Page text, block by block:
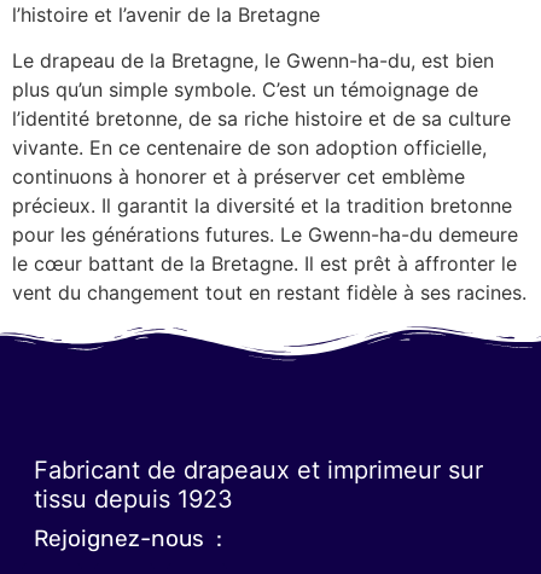
l’histoire et l’avenir de la Bretagne
Le drapeau de la Bretagne, le Gwenn-ha-du, est bien
plus qu’un simple symbole. C’est un témoignage de
l’identité bretonne, de sa riche histoire et de sa culture
vivante. En ce centenaire de son adoption officielle,
continuons à honorer et à préserver cet emblème
précieux. Il garantit la diversité et la tradition bretonne
pour les générations futures. Le Gwenn-ha-du demeure
le cœur battant de la Bretagne. Il est prêt à affronter le
vent du changement tout en restant fidèle à ses racines.
Fabricant de drapeaux et imprimeur sur
tissu depuis 1923
Rejoignez-nous :